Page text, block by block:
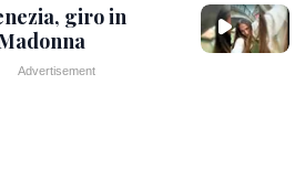
giro in